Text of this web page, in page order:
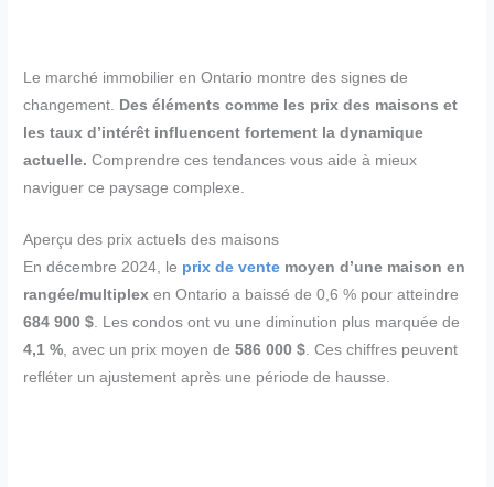
Le marché immobilier en Ontario montre des signes de
changement. Des éléments comme les prix des maisons et
les taux d’intérêt influencent fortement la dynamique
actuelle. Comprendre ces tendances vous aide à mieux
naviguer ce paysage complexe.
Aperçu des prix actuels des maisons
En décembre 2024, le prix de vente moyen d’une maison en
rangée/multiplex en Ontario a baissé de 0,6 % pour atteindre
684 900 $. Les condos ont vu une diminution plus marquée de
4,1 %, avec un prix moyen de586 000 $. Ces chiffres peuvent
refléter un ajustement après une période de hausse.